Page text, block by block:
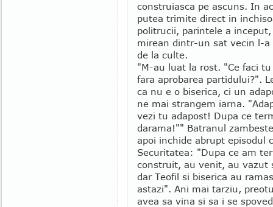
construiasca pe ascuns. In
putea trimite direct in
politrucii, parintele a
mirean dintr-un sat vecin l-
de la culte.
"M-au luat la rost. "Ce faci tu
fara aprobarea partidului?".
ca nu e o biserica, ci un
ne mai strangem iarna.
vezi tu adapost! Dupa ce
darama!"" Batranul
apoi inchide abrupt episodul
Securitatea: "Dupa ce am
construit, au venit, au vazut
dar Teofil si biserica au
astazi". Ani mai tarziu,
avea sa vina si sa i se